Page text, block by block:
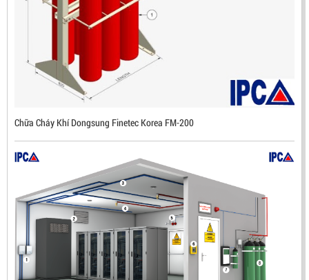
KOREA)
LIÊN HỆ
Mã sản phẩm: DX500
Chữa Cháy Khí Dongsung Finetec Korea FM-200